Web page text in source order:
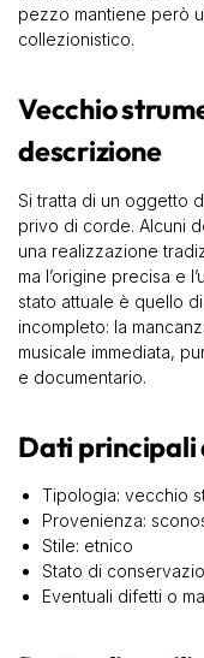
pezzo mantiene però
collezionistico.
Vecchio
descrizione
Si tratta di un oggetto
privo di corde. Alcuni
una realizzazione
ma l’origine precisa e
stato attuale è quello
incompleto: la
musicale immediata,
e documentario.
Dati principali
Tipologia: vecchio
Provenienza:
Stile: etnico
Stato di
Eventuali difetti o